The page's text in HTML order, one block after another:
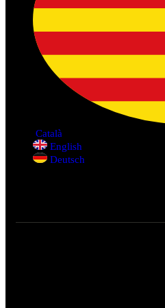
Català
English
Deutsch